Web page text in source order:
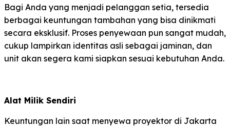
Bagi Anda yang menjadi pelanggan setia, tersedia
berbagai keuntungan tambahan yang bisa dinikmati
secara eksklusif. Proses penyewaan pun sangat mudah,
cukup lampirkan identitas asli sebagai jaminan, dan
unit akan segera kami siapkan sesuai kebutuhan Anda.
Alat Milik Sendiri
Keuntungan lain saat menyewa proyektor di Jakarta